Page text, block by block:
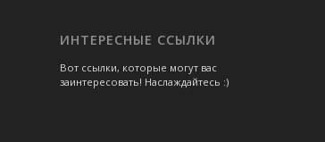
ИНТЕРЕСНЫЕ ССЫЛКИ
Вот ссылки, которые могут вас
заинтересовать! Наслаждайтесь :)